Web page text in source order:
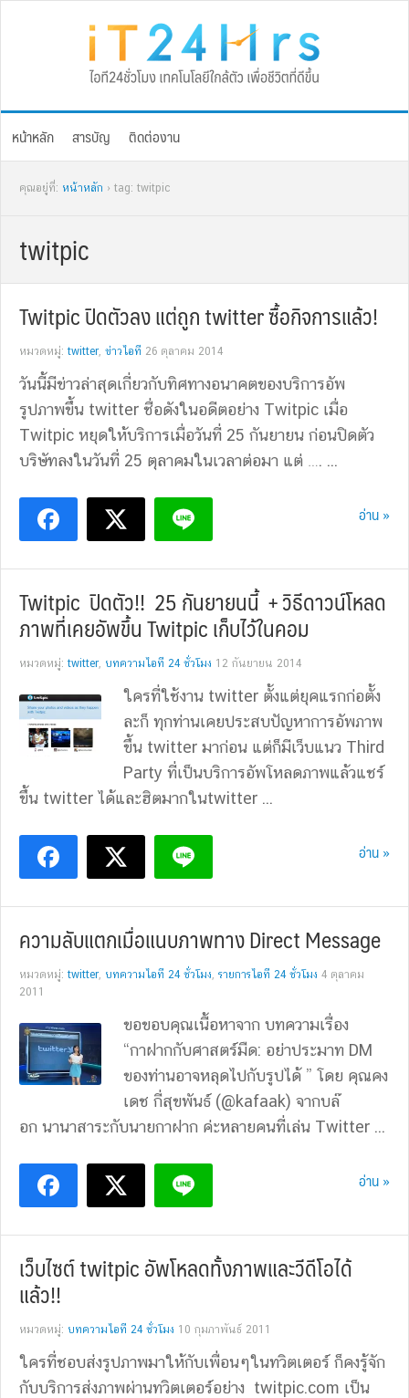
หน้าหลัก สารบัญ ติดต่องาน
คุณอยู่ที่: หน้าหลัก › tag: twitpic
twitpic
Twitpic ปิดตัวลง แต่ถูก twitter ซื้อกิจการแล้ว!
หมวดหมู่:twitter, ข่าวไอที 26 ตุลาคม 2014
วันนี้มีข่าวล่าสุดเกี่ยวกับทิศทางอนาคตของบริการอัพ
รูปภาพขึ้น twitter ชื่อดังในอดีตอย่าง Twitpic เมื่อ
Twitpic หยุดให้บริการเมื่อวันที่ 25 กันยายน ก่อนปิดตัว
บริษัทลงในวันที่ 25 ตุลาคมในเวลาต่อมา แต่ …. ...
อ่าน »
Twitpic ปิดตัว!! 25 กันยายนนี้ + วิธีดาวน์โหลด
ภาพที่เคยอัพขึ้น Twitpic เก็บไว้ในคอม
หมวดหมู่:twitter, บทความไอที 24 ชั่วโมง 12 กันยายน 2014
ใครที่ใช้งาน twitter ตั้งแต่ยุคแรกก่อตั้ง
ละก็ ทุกท่านเคยประสบปัญหาการอัพภาพ
ขึ้น twitter มาก่อน แต่ก็มีเว็บแนว Third
Party ที่เป็นบริการอัพโหลดภาพแล้วแชร์
ขึ้น twitter ได้และฮิตมากในtwitter ...
อ่าน »
ความลับแตกเมื่อแนบภาพทาง Direct Message
หมวดหมู่:twitter, บทความไอที 24 ชั่วโมง, รายการไอที 24 ชั่วโมง 4 ตุลาคม
2011
ขอขอบคุณเนื้อหาจาก บทความเรื่อง
“กาฝากกับศาสตร์มืด: อย่าประมาท DM
ของท่านอาจหลุดไปกับรูปได้ ” โดย คุณคง
เดช กี่สุขพันธ์ (@kafaak) จากบล๊
อก นานาสาระกับนายกาฝาก ค่ะหลายคนที่เล่น Twitter ...
อ่าน »
เว็บไซต์ twitpic อัพโหลดทั้งภาพและวีดีโอได้
แล้ว!!
หมวดหมู่: บทความไอที 24 ชั่วโมง 10 กุมภาพันธ์ 2011
ใครที่ชอบส่งรูปภาพมาให้กับเพื่อนๆในทวิตเตอร์ ก็คงรู้จัก
กับบริการส่งภาพผ่านทวิตเตอร์อย่าง twitpic.com เป็น